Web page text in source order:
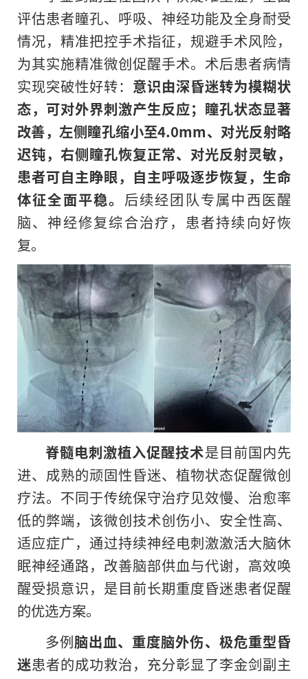
评估患者瞳孔、呼吸、神经功能及全身耐受
情况，精准把控手术指征，规避手术风险，
为其实施精准微创促醒手术。术后患者病情
实现突破性好转： 意识由深昏迷转为模糊状
态，可对外界刺激产生反应；瞳孔状态显著
改善，左侧瞳孔缩小至4.0mm、对光反射略
迟钝，右侧瞳孔恢复正常、对光反射灵敏，
患者可自主睁眼，自主呼吸逐步恢复，生命
体征全面平稳。 后续经团队专属中西医醒
脑、神经修复综合治疗，患者持续向好恢
复。
脊髓电刺激植入促醒技术是目前国内先
进、成熟的顽固性昏迷、植物状态促醒微创
疗法。不同于传统保守治疗见效慢、治愈率
低的弊端，该微创技术创伤小、安全性高、
适应症广，通过持续神经电刺激激活大脑休
眠神经通路，改善脑部供血与代谢，高效唤
醒受损意识，是目前长期重度昏迷患者促醒
的优选方案。
多例脑出血、重度脑外伤、极危重型昏
迷患者的成功救治，充分彰显了李金剑副主